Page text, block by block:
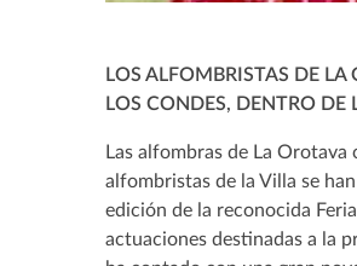
LOS ALFOMBRISTAS DE
LOS CONDES, DENTRO
Las alfombras de La
alfombristas de la Villa se
edición de la reconocida
actuaciones destinadas a la